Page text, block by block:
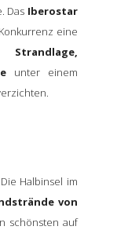
Das Iberostar
eine
Strandlage,
unter einem
Halbinsel im
von
schönsten auf